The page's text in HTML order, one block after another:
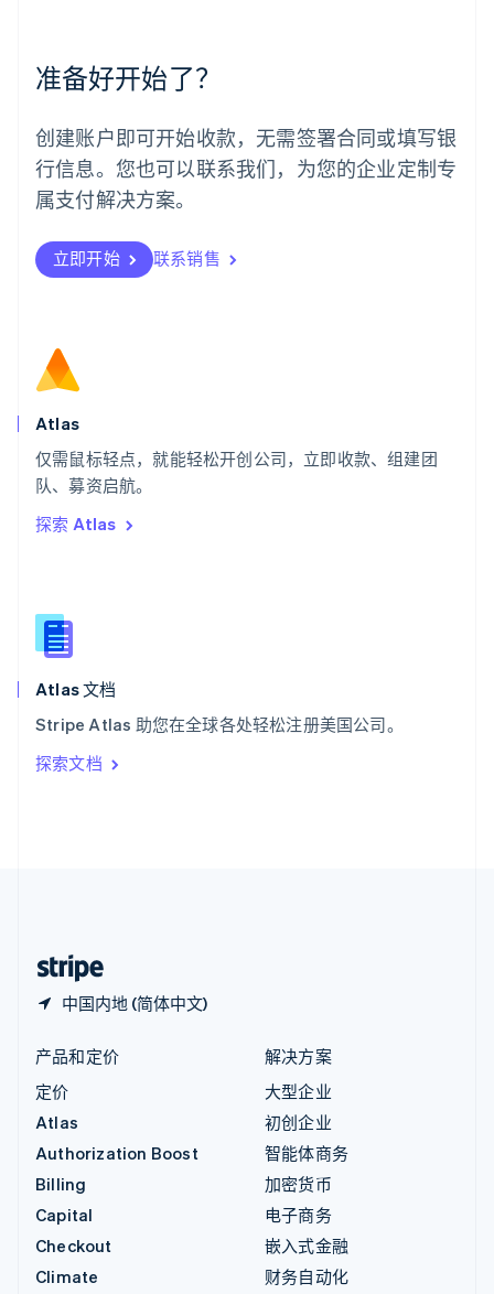
准备好开始了？
创建账户即可开始收款，无需签署合同或填写银
行信息。您也可以联系我们，为您的企业定制专
属支付解决方案。
立即开始 联系销售
Atlas
仅需鼠标轻点，就能轻松开创公司，立即收款、组建团
队、募资启航。
探索 Atlas
Atlas 文档
Stripe Atlas 助您在全球各处轻松注册美国公司。
探索文档
中国内地 (简体中文)
挪威
葡萄牙
Português English
日本
日本語English
瑞典
瑞士
DeutschFrançais
English
斯洛文尼亚
泰国
ไทยEnglish
希腊
English
西班牙
新西兰
English
匈牙利
English
ItalianoEnglish
印度
English
产品和定价
定价
Atlas
Authorization Boost
Billing
Capital
Checkout
Climate
解决方案
大型企业
初创企业
智能体商务
加密货币
电子商务
嵌入式金融
财务自动化